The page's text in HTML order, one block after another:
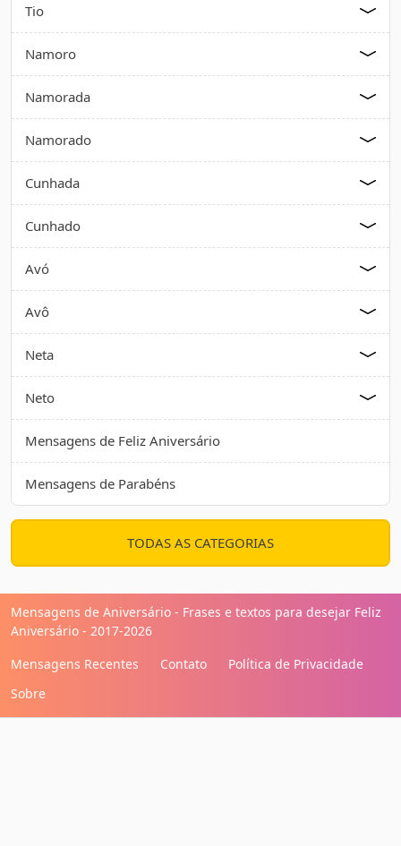
Tio
Namoro
Namorada
Namorado
Cunhada
Cunhado
Avó
Avô
Neta
Neto
Mensagens de Feliz Aniversário
Mensagens de Parabéns
TODAS AS CATEGORIAS
Mensagens de Aniversário - Frases e textos para desejar Feliz
Aniversário - 2017-2026
Mensagens Recentes
Contato
Política de Privacidade
Sobre